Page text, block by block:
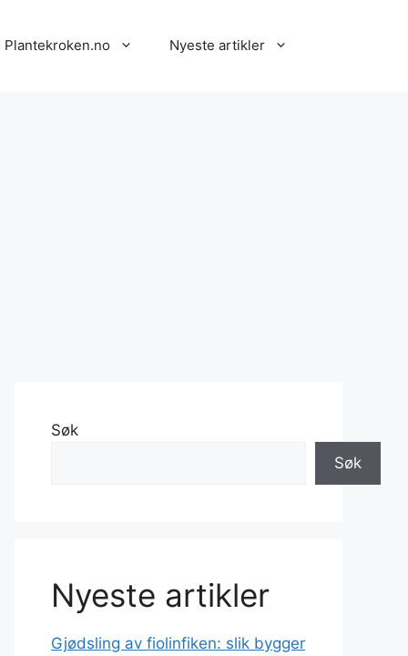
Plantekroken.no Nyeste artikler
Søk
Søk
Nyeste artikler
Gjødsling av fiolinfiken: slik bygger